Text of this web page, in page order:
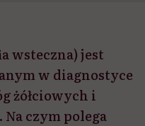
wsteczna) jest
w diagnostyce
żółciowych i
czym polega